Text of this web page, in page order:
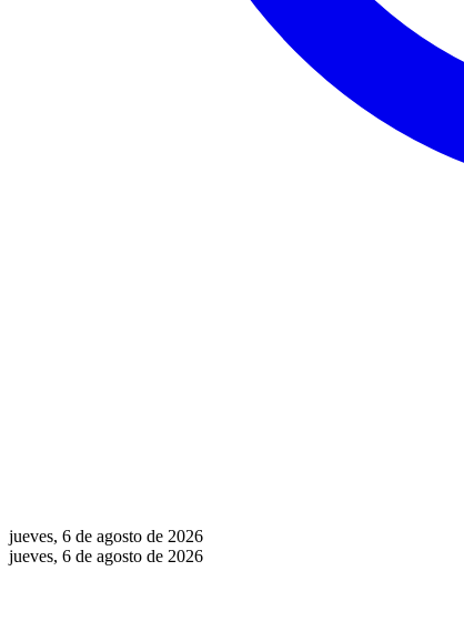
jueves, 6 de agosto de 2026
jueves, 6 de agosto de 2026